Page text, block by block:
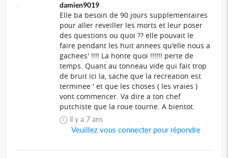
damien9019
Elle ba besoin de 90 jours supplementaires
pour aller reveiller les morts et leur poser
des questions ou quoi ?? elle pouvait le
faire pendant les huit annees qu'elle nous a
gachees' !!!! La honte quoi !!!!!! perte de
temps. Quant au tonneau vide qui fait trop
de bruit ici la, sache que la recreation est
terminee ' et que les choses ( les vraies )
vont commencer. Va dire a ton chef
putchiste que la roue tourne. A bientot.
il y a 7 ans
Veuillez vous connecter pour répondre